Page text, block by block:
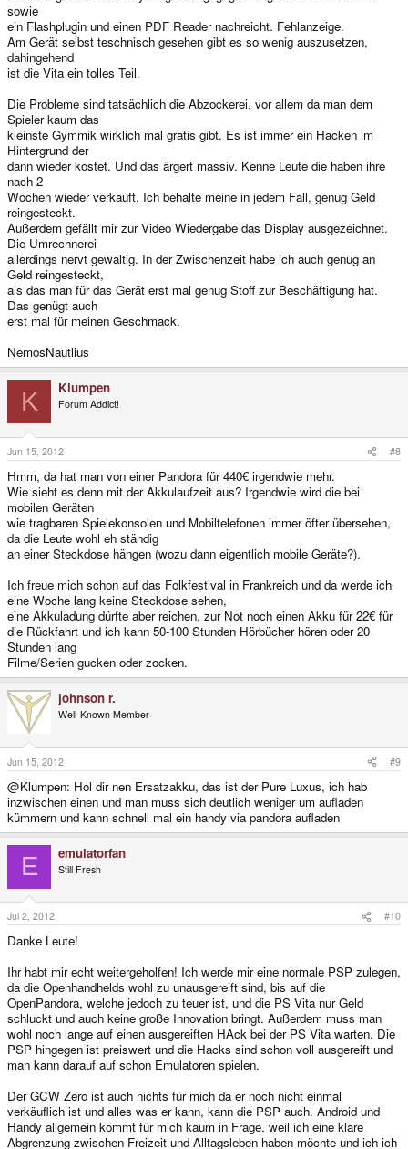
sowie
ein Flashplugin und einen PDF Reader nachreicht. Fehlanzeige.
Am Gerät selbst teschnisch gesehen gibt es so wenig auszusetzen,
dahingehend
ist die Vita ein tolles Teil.
Die Probleme sind tatsächlich die Abzockerei, vor allem da man dem
Spieler kaum das
kleinste Gymmik wirklich mal gratis gibt. Es ist immer ein Hacken im
Hintergrund der
dann wieder kostet. Und das ärgert massiv. Kenne Leute die haben ihre
nach 2
Wochen wieder verkauft. Ich behalte meine in jedem Fall, genug Geld
reingesteckt.
Außerdem gefällt mir zur Video Wiedergabe das Display ausgezeichnet.
Die Umrechnerei
allerdings nervt gewaltig. In der Zwischenzeit habe ich auch genug an
Geld reingesteckt,
als das man für das Gerät erst mal genug Stoff zur Beschäftigung hat.
Das genügt auch
erst mal für meinen Geschmack.
NemosNautlius
K Klumpen
Forum Addict!
Jun 15, 2012 #8
Hmm, da hat man von einer Pandora für 440€ irgendwie mehr.
Wie sieht es denn mit der Akkulaufzeit aus? Irgendwie wird die bei
mobilen Geräten
wie tragbaren Spielekonsolen und Mobiltelefonen immer öfter übersehen,
da die Leute wohl eh ständig
an einer Steckdose hängen (wozu dann eigentlich mobile Geräte?).
Ich freue mich schon auf das Folkfestival in Frankreich und da werde ich
eine Woche lang keine Steckdose sehen,
eine Akkuladung dürfte aber reichen, zur Not noch einen Akku für 22€ für
die Rückfahrt und ich kann 50-100 Stunden Hörbücher hören oder 20
Stunden lang
Filme/Serien gucken oder zocken.
johnson r.
Well-Known Member
Jun 15, 2012 #9
@Klumpen: Hol dir nen Ersatzakku, das ist der Pure Luxus, ich hab
inzwischen einen und man muss sich deutlich weniger um aufladen
kümmern und kann schnell mal ein handy via pandora aufladen
E emulatorfan
Still Fresh
Jul 2, 2012 #10
Danke Leute!
Ihr habt mir echt weitergeholfen! Ich werde mir eine normale PSP zulegen,
da die Openhandhelds wohl zu unausgereift sind, bis auf die
OpenPandora, welche jedoch zu teuer ist, und die PS Vita nur Geld
schluckt und auch keine große Innovation bringt. Außerdem muss man
wohl noch lange auf einen ausgereiften HAck bei der PS Vita warten. Die
PSP hingegen ist preiswert und die Hacks sind schon voll ausgereift und
man kann darauf auf schon Emulatoren spielen.
Der GCW Zero ist auch nichts für mich da er noch nicht einmal
verkäuflich ist und alles was er kann, kann die PSP auch. Android und
Handy allgemein kommt für mich kaum in Frage, weil ich eine klare
Abgrenzung zwischen Freizeit und Alltagsleben haben möchte und ich ich